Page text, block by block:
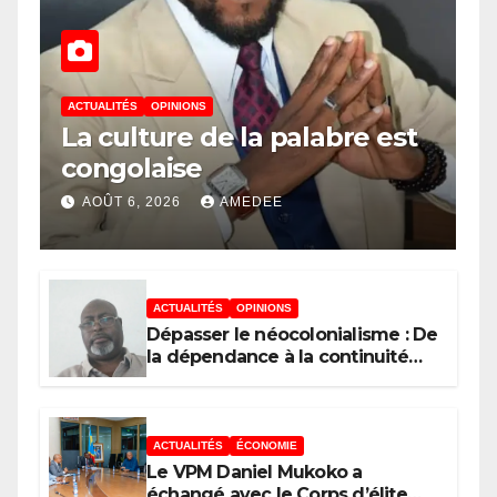
ACTUALITÉS OPINIONS
La culture de la palabre est
congolaise
AOÛT 6, 2026 AMEDEE
ACTUALITÉS OPINIONS
Dépasser le néocolonialisme : De
la dépendance à la continuité
ACTUALITÉS ÉCONOMIE
Le VPM Daniel Mukoko a